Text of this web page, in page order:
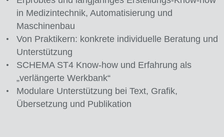
in Medizintechnik, Automatisierung und
Maschinenbau
Von Praktikern: konkrete individuelle Beratung und
Unterstützung
SCHEMA ST4 Know-how und Erfahrung als
„verlängerte Werkbank“
Modulare Unterstützung bei Text, Grafik,
Übersetzung und Publikation